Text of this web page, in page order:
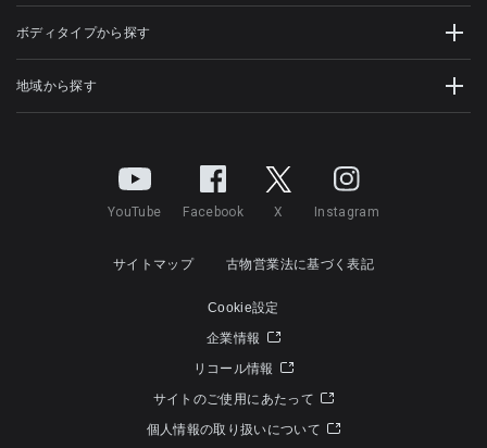
ボディタイプから探す
地域から探す
YouTube Facebook X Instagram
サイトマップ 古物営業法に基づく表記
Cookie設定
企業情報
リコール情報
サイトのご使用にあたって
個人情報の取り扱いについて